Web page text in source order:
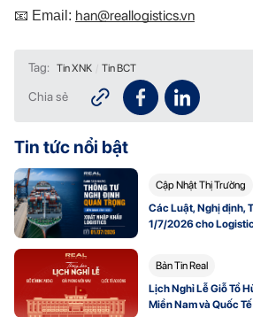
📧 Email: han@reallogistics.vn
Tag: Tin XNK Tin BCT
Chia sẻ
Tin tức nổi bật
Cập Nhật Thị Trường
Các Luật, Nghị định,
1/7/2026 cho
Bản Tin Real
Lịch Nghỉ Lễ Giỗ Tổ
Miền Nam và Quốc